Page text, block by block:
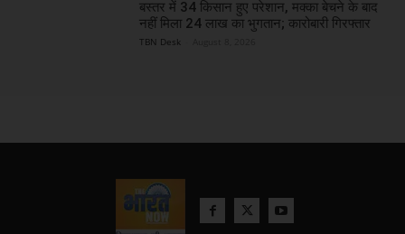
बस्तर में 34 किसान हुए परेशान, मक्का बेचने के बाद
नहीं मिला 24 लाख का भुगतान; कारोबारी गिरफ्तार
TBN Desk